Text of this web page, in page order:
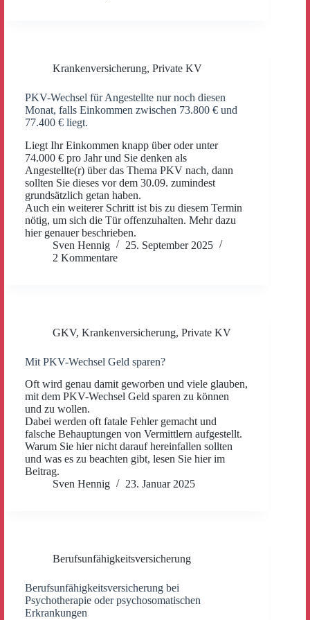
Krankenversicherung, Private KV
PKV-Wechsel für Angestellte nur noch diesen
Monat, falls Einkommen zwischen 73.800 € und
77.400 € liegt.
Liegt Ihr Einkommen knapp über oder unter
74.000 € pro Jahr und Sie denken als
Angestellte(r) über das Thema PKV nach, dann
sollten Sie dieses vor dem 30.09. zumindest
grundsätzlich getan haben.
Auch ein weiterer Schritt ist bis zu diesem Termin
nötig, um sich die Tür offenzuhalten. Mehr dazu
hier genauer beschrieben.
Sven Hennig
25. September 2025
2 Kommentare
GKV, Krankenversicherung, Private KV
Mit PKV-Wechsel Geld sparen?
Oft wird genau damit geworben und viele glauben,
mit dem PKV-Wechsel Geld sparen zu können
und zu wollen.
Dabei werden oft fatale Fehler gemacht und
falsche Behauptungen von Vermittlern aufgestellt.
Warum Sie hier nicht darauf hereinfallen sollten
und was es zu beachten gibt, lesen Sie hier im
Beitrag.
Sven Hennig
23. Januar 2025
Berufsunfähigkeitsversicherung
Berufsunfähigkeitsversicherung bei
Psychotherapie oder psychosomatischen
Erkrankungen